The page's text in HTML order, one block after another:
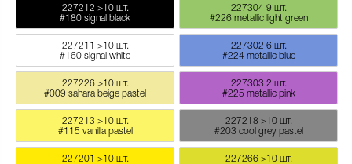
227212
#180 signal black
>10 шт.
227211
#160 signal white
>10 шт.
227226
#009 sahara beige pastel
>10 шт.
227213
#115 vanilla pastel
>10 шт.
227201 >10 шт.
227304
#226 metallic light green
9 шт.
227302
#224 metallic blue
6 шт.
227303
#225 metallic pink
2 шт.
227218
#203 cool grey pastel
>10 шт.
227266 >10 шт.